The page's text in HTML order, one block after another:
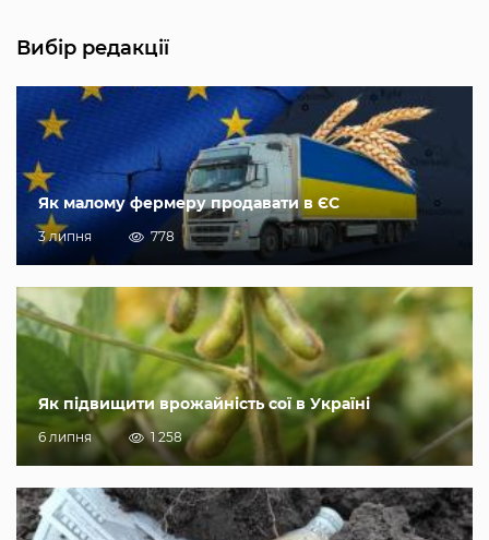
Вибір редакції
Як малому фермеру продавати в ЄС
3 липня 778
Як підвищити врожайність сої в Україні
6 липня 1 258